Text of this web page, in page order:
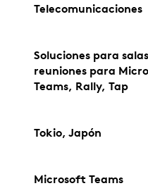
Telecomunicaciones
Soluciones para
reuniones para
Teams, Rally, Tap
Tokio, Japón
Microsoft Teams